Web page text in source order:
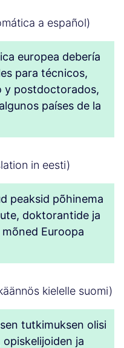
a español)
europea debería
para técnicos,
y postdoctorados,
países de la
in eesti)
peaksid põhinema
doktorantide ja
Euroopa
kielelle suomi)
tutkimuksen olisi
ja